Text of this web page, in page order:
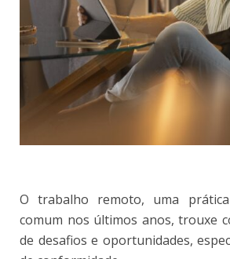
O trabalho remoto, uma
comum nos últimos anos, trouxe
de desafios e oportunidades,